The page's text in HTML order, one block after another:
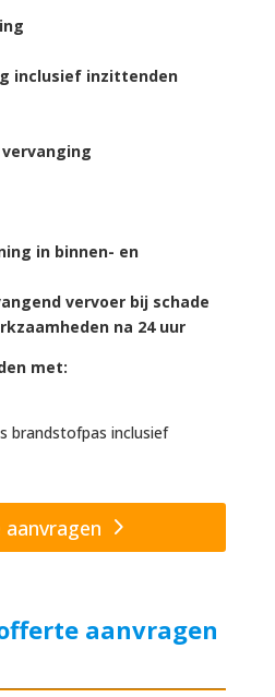
inclusief inzittenden
in binnen- en
vervoer bij schade
na 24 uur
met:
brandstofpas inclusief
aanvragen